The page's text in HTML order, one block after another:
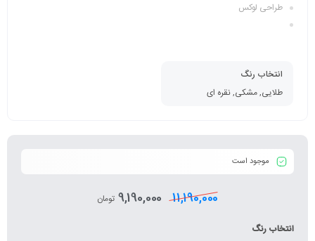
طراحی لوکس
انتخاب رنگ
طلایی, مشکی, نقره ای
موجود است
11,190,000
9,190,000 تومان
انتخاب رنگ